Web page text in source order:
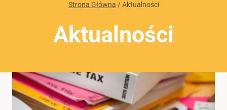
Strona Główna / Aktualności
Aktualności